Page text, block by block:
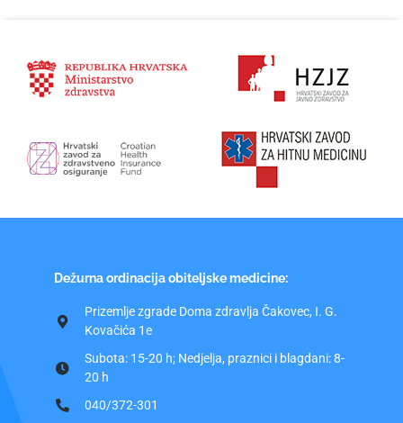
Dežurna ordinacija obiteljske medicine:
Prizemlje zgrade Doma zdravlja Čakovec, I. G.
Kovačića 1e
Subota: 15-20 h; Nedjelja, praznici i blagdani: 8-
20 h
040/372-301